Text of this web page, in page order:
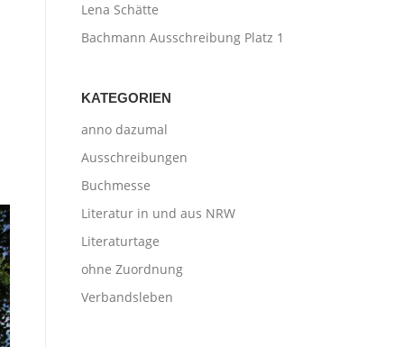
Lena Schätte
Bachmann Ausschreibung Platz 1
KATEGORIEN
anno dazumal
Ausschreibungen
Buchmesse
Literatur in und aus NRW
Literaturtage
ohne Zuordnung
Verbandsleben